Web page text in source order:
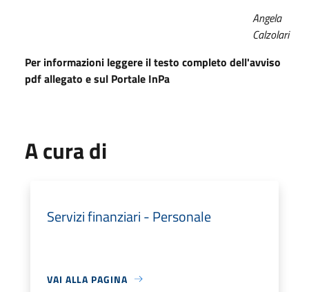
Angela
Calzolari
Per informazioni leggere il testo completo dell'avviso
pdf allegato e sul Portale InPa
A cura di
Servizi finanziari - Personale
VAI ALLA PAGINA